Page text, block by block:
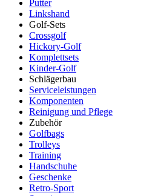
Putter
Linkshand
Golf-Sets
Crossgolf
Hickory-Golf
Komplettsets
Kinder-Golf
Schlägerbau
Serviceleistungen
Komponenten
Reinigung und Pflege
Zubehör
Golfbags
Trolleys
Training
Handschuhe
Geschenke
Retro-Sport